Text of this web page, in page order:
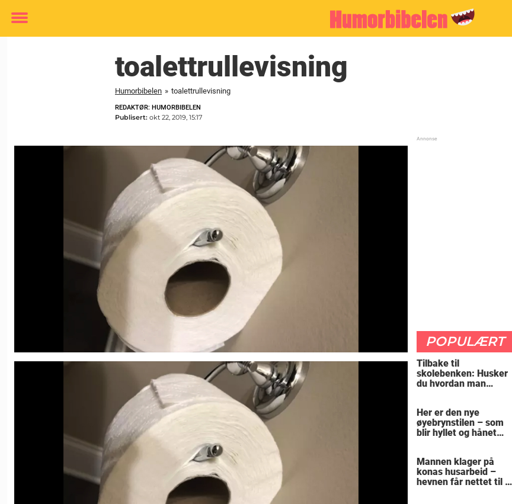
Toggle
toalettrullevisning
Humorbibelen » toalettrullevisning
REDAKTØR: HUMORBIBELEN
Publisert: okt 22, 2019, 15:17
POPULÆRT
Tilbake til
skolebenken: Husker
du hvordan man
Her er den nye
øyebrynstilen – som
blir hyllet og hånet
Mannen klager på
konas husarbeid –
hevnen får nettet til å